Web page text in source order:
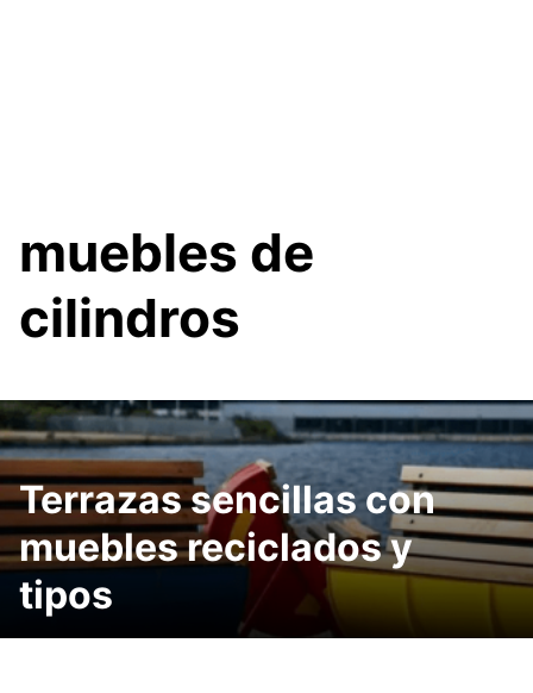
muebles de
cilindros
Terrazas sencillas con
muebles reciclados y
tipos